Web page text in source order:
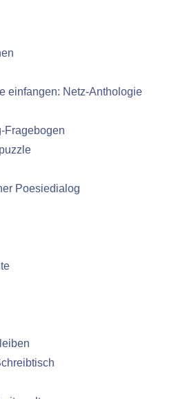
einfangen: Netz-Anthologie
Fragebogen
Poesiedialog